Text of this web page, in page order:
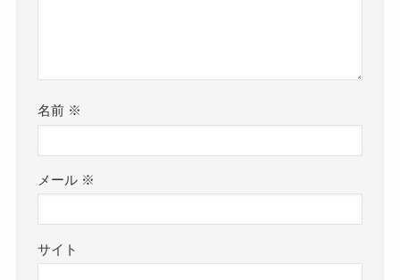
名前 ※
メール ※
サイト